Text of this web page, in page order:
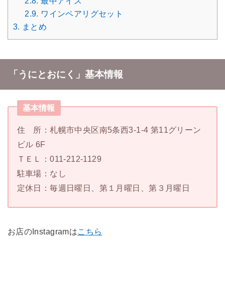
2.9. ワインペアリグセット
3. まとめ
「うにとおにく」基本情報
基本情報
住 所：札幌市中央区南5条西3-1-4 第11グリーン
ビル 6F
ＴＥＬ：011-212-1129
駐車場：なし
定休日：毎週日曜日、第１月曜日、第３月曜日
お店のInstagramはこちら